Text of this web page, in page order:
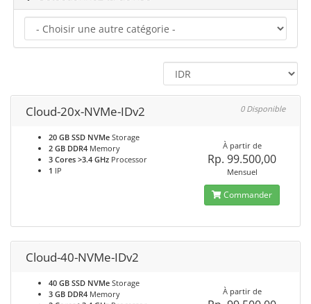
Cloud-20x-NVMe-IDv2 0 Disponible
20 GB SSD NVMe Storage
2 GB DDR4 Memory
3 Cores >3.4 GHz Processor
1 IP
À partir de
Rp. 99.500,00
Mensuel
Commander
Cloud-40-NVMe-IDv2
40 GB SSD NVMe Storage
3 GB DDR4 Memory
À partir de